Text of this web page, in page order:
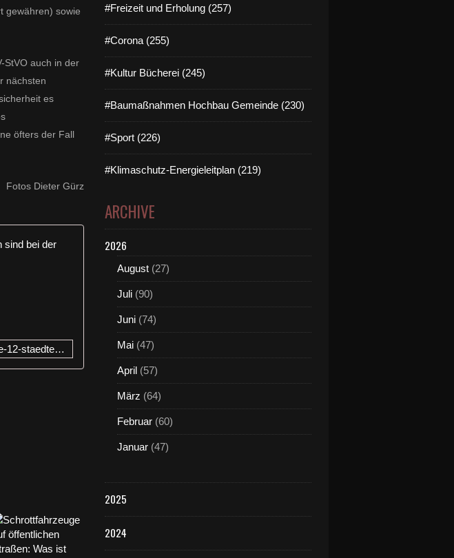
gewähren) sowie
StVO auch in der
nächsten
es
öfters der Fall
Fotos Dieter Gürz
Tempo 30 innerorts: Diese 12 Städte und Gemeinden in
S
https://www.mainpost.de/regional/wuerzburg/tempo-30-innerorts-diese-12-staedte-und-gemeinden-in-unterfranken-sind-bei-der-bundesweiten-initiative-dabei-art-11013044
#Freizeit und Erholung (257)
#Corona (255)
#Kultur Bücherei (245)
#Baumaßnahmen Hochbau Gemeinde (230)
#Sport (226)
#Klimaschutz-Energieleitplan (219)
ARCHIVE
2026
August (27)
Juli (90)
Juni (74)
Mai (47)
April (57)
März (64)
Februar (60)
Januar (47)
2025
2024